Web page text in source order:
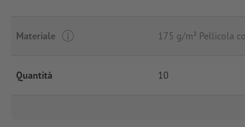
Materiale 175 g/m² Pellicola
Quantità 10